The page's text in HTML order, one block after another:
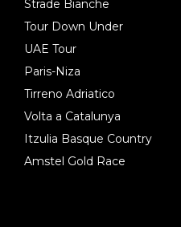
Strade Bianche
Tour Down Under
UAE Tour
Paris-Niza
Tirreno Adriatico
Volta a Catalunya
Itzulia Basque Country
Amstel Gold Race